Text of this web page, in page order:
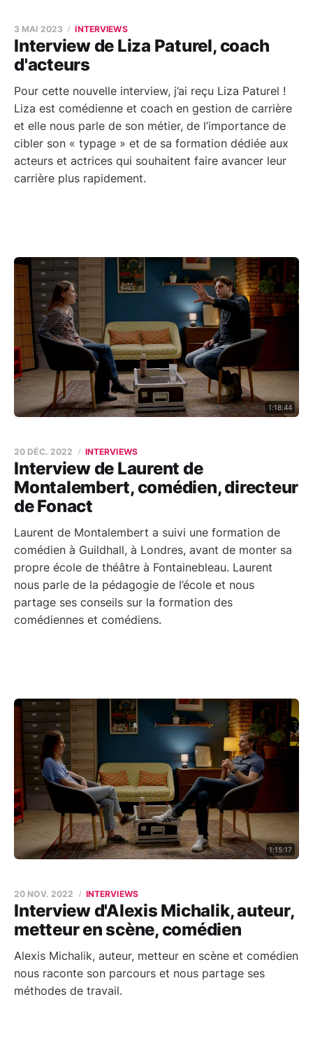
Interview de Liza Paturel, coach
d'acteurs
3 MAI 2023 INTERVIEWS
Pour cette nouvelle interview, j’ai reçu Liza Paturel !
Liza est comédienne et coach en gestion de carrière
et elle nous parle de son métier, de l’importance de
cibler son « typage » et de sa formation dédiée aux
acteurs et actrices qui souhaitent faire avancer leur
carrière plus rapidement.
1:18:44
Interview de Laurent de
Montalembert, comédien, directeur
de Fonact
20 DÉC. 2022 INTERVIEWS
Laurent de Montalembert a suivi une formation de
comédien à Guildhall, à Londres, avant de monter sa
propre école de théâtre à Fontainebleau. Laurent
nous parle de la pédagogie de l’école et nous
partage ses conseils sur la formation des
comédiennes et comédiens.
1:15:17
Interview d'Alexis Michalik, auteur,
metteur en scène, comédien
20 NOV. 2022 INTERVIEWS
Alexis Michalik, auteur, metteur en scène et comédien
nous raconte son parcours et nous partage ses
méthodes de travail.